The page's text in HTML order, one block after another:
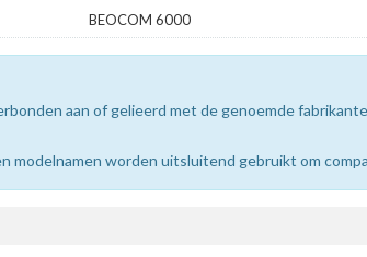
BEOCOM 6000
aan of gelieerd met de genoemde
modelnamen worden uitsluitend gebruikt om